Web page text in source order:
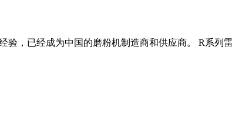
验，已经成为中国的磨粉机制造商和供应商。 R系